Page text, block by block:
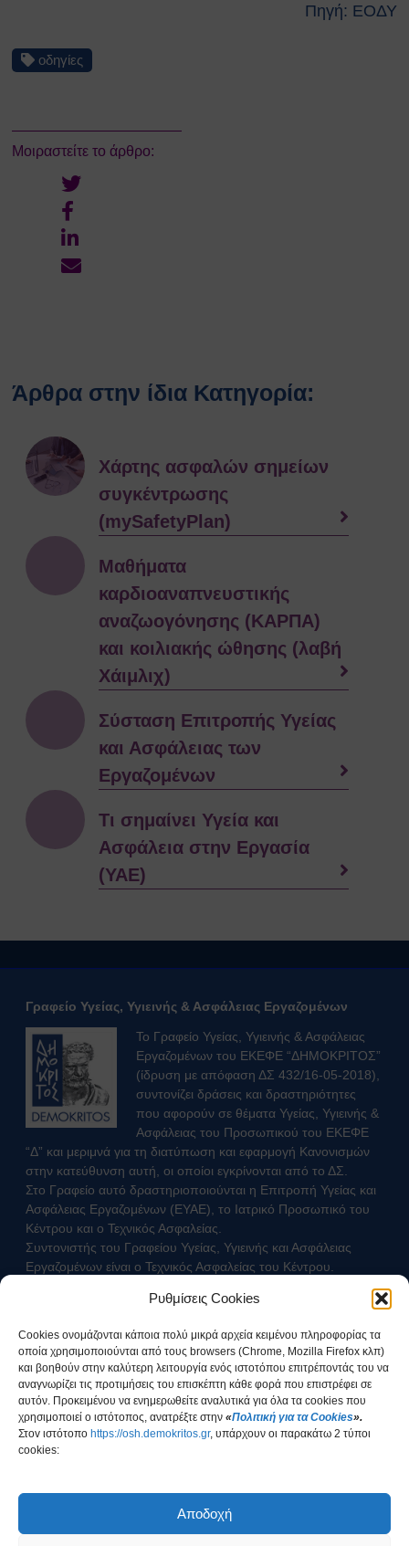
Ρυθμίσεις Cookies
Cookies ονομάζονται κάποια πολύ μικρά αρχεία κειμένου πληροφορίας τα
οποία χρησιμοποιούνται από τους browsers (Chrome, Mozilla Firefox κλπ)
και βοηθούν στην καλύτερη λειτουργία ενός ιστοτόπου επιτρέποντάς του να
αναγνωρίζει τις προτιμήσεις του επισκέπτη κάθε φορά που επιστρέφει σε
αυτόν. Προκειμένου να ενημερωθείτε αναλυτικά για όλα τα cookies που
χρησιμοποιεί ο ιστότοπος, ανατρέξτε στην «Πολιτική για τα Cookies».
Στοv ιστότοπο https://osh.demokritos.gr, υπάρχουν οι παρακάτω 2 τύποι
cookies:
Αποδοχή
Πηγή: ΕΟΔΥ
οδηγίες
Μοιραστείτε το άρθρο:
Άρθρα στην ίδια Κατηγορία:
Xάρτης ασφαλών σημείων
συγκέντρωσης
(mySafetyPlan)
Μαθήματα
καρδιοαναπνευστικής
αναζωογόνησης (ΚΑΡΠΑ)
και κοιλιακής ώθησης (λαβή
Χάιμλιχ)
Σύσταση Επιτροπής Υγείας
και Ασφάλειας των
Εργαζομένων
Τι σημαίνει Υγεία και
Ασφάλεια στην Εργασία
(ΥΑΕ)
Γραφείο Υγείας, Υγιεινής & Ασφάλειας Εργαζομένων
Το Γραφείο Υγείας, Υγιεινής & Ασφάλειας
Εργαζομένων του ΕΚΕΦΕ “ΔΗΜΟΚΡΙΤΟΣ”
(ίδρυση με απόφαση ΔΣ 432/16-05-2018),
συντονίζει δράσεις και δραστηριότητες
που αφορούν σε θέματα Υγείας, Υγιεινής &
Ασφάλειας του Προσωπικού του ΕΚΕΦΕ
“Δ” και μεριμνά για τη διατύπωση και εφαρμογή Κανονισμών
στην κατεύθυνση αυτή, οι οποίοι εγκρίνονται από το ΔΣ.
Στο Γραφείο αυτό δραστηριοποιούνται η Επιτροπή Υγείας και
Ασφάλειας Εργαζομένων (ΕΥΑΕ), το Ιατρικό Προσωπικό του
Κέντρου και ο Τεχνικός Ασφαλείας.
Συντονιστής του Γραφείου Υγείας, Υγιεινής και Ασφάλειας
Εργαζομένων είναι ο Τεχνικός Ασφαλείας του Κέντρου.
Επικοινωνήστε με τον Τεχνικό Ασφαλείας
Προσωπικών Δεδομένων